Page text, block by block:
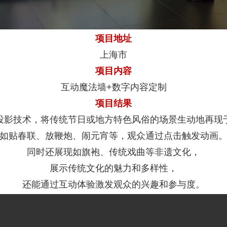
项目地址
上海市
项目内容
互动魔法墙+数字内容定制
项目结果
影技术，将传统节日或地方特色风俗的场景生动地再现
如贴春联、放鞭炮、闹元宵等，观众通过点击触发动画。
同时还展现如旗袍、传统戏曲等非遗文化，
展示传统文化的魅力和多样性，
还能通过互动体验激发观众的兴趣和参与度。